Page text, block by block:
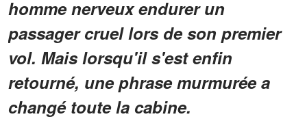
homme nerveux endurer un
passager cruel lors de son premier
vol. Mais lorsqu'il s'est enfin
retourné, une phrase murmurée a
changé toute la cabine.